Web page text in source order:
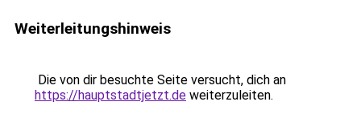
Weiterleitungshinweis
Die von dir besuchte Seite versucht, dich an
https://hauptstadtjetzt.de weiterzuleiten.